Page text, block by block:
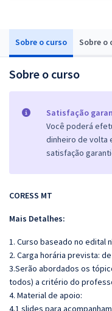
Sobre o curso Sobre o
Sobre o curso
Satisfação
Você poderá
dinheiro de volta
satisfação
CORESS MT
Mais Detalhes:
1. Curso baseado no edital
2. Carga horária prevista:
3.Serão abordados os
todos) a critério do
4. Material de apoio:
4.1 slides para